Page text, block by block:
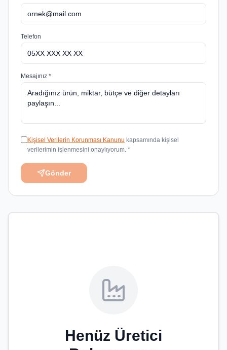
Telefon
Mesajınız *
Kişisel Verilerin Korunması Kanunu kapsamında kişisel
verilerimin işlenmesini onaylıyorum. *
Gönder
Henüz Üretici